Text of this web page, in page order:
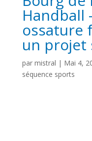
Handball
ossature
un
par mistral | Mai 4,
séquence sports